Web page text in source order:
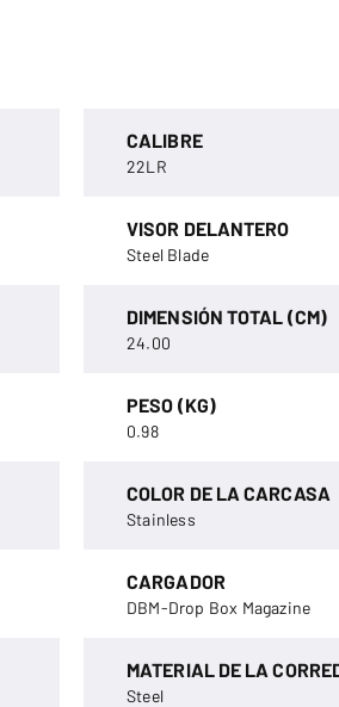
CALIBRE
22LR
VISOR DELANTERO
Steel Blade
DIMENSIÓN TOTAL (CM)
24.00
PESO (KG)
0.98
COLOR DE LA CARCASA
Stainless
CARGADOR
DBM-Drop Box Magazine
MATERIAL DE LA
Steel